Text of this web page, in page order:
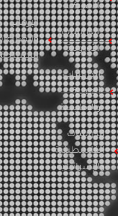
الأمريكية
الدراسات
الأوروبية
الدراسات
العربية
والإقليمية
الدراسات
الفلسطينية
والإسرائيلية
الإرهاب
والصراعات
المسلحة